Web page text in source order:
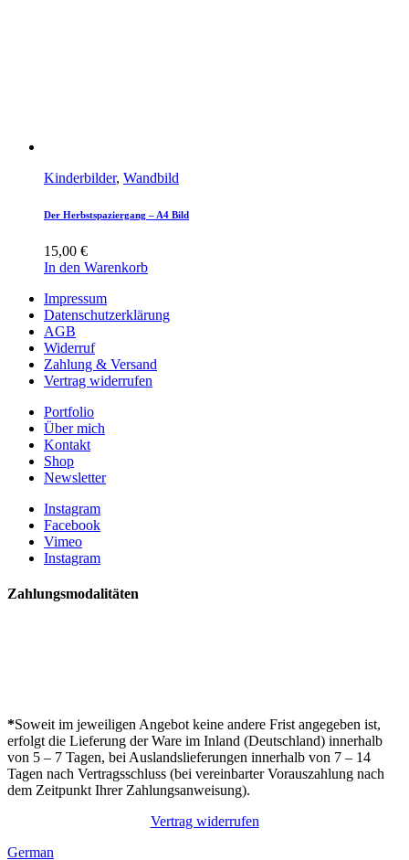
Kinderbilder, Wandbild
Der Herbstspaziergang – A4 Bild
15,00 €
In den Warenkorb
Impressum
Datenschutzerklärung
AGB
Widerruf
Zahlung & Versand
Vertrag widerrufen
Portfolio
Über mich
Kontakt
Shop
Newsletter
Instagram
Facebook
Vimeo
Instagram
Zahlungsmodalitäten
*Soweit im jeweiligen Angebot keine andere Frist angegeben ist,
erfolgt die Lieferung der Ware im Inland (Deutschland) innerhalb
von 5 – 7 Tagen, bei Auslandslieferungen innerhalb von 7 – 14
Tagen nach Vertragsschluss (bei vereinbarter Vorauszahlung nach
dem Zeitpunkt Ihrer Zahlungsanweisung).
Vertrag widerrufen
German